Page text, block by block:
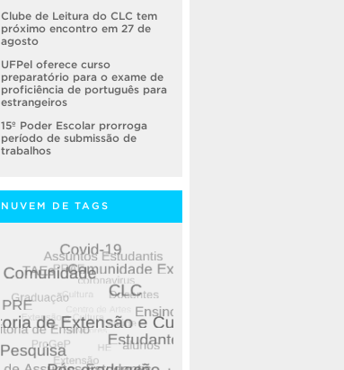
Clube de Leitura do CLC tem
próximo encontro em 27 de
agosto
UFPel oferece curso
preparatório para o exame de
proficiência de português para
estrangeiros
15º Poder Escolar prorroga
período de submissão de
trabalhos
NUVEM DE TAGS